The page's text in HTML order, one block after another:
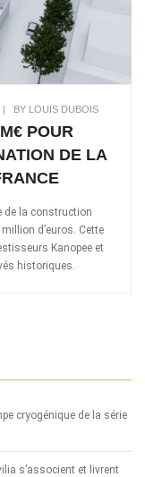
BY LOUIS DUBOIS
POUR
DE LA
de la construction
d’euros. Cette
Kanopee et
historiques.
cryogénique de la série
s’associent et livrent